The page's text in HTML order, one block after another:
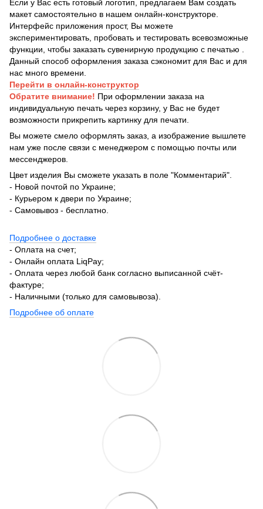
Если у Вас есть готовый логотип, предлагаем Вам создать
макет самостоятельно в нашем онлайн-конструкторе.
Интерфейс приложения прост, Вы можете
экспериментировать, пробовать и тестировать всевозможные
функции, чтобы заказать сувенирную продукцию с печатью .
Данный способ оформления заказа сэкономит для Вас и для
нас много времени.
Перейти в онлайн-конструктор
Обратите внимание! При оформлении заказа на
индивидуальную печать через корзину, у Вас не будет
возможности прикрепить картинку для печати.
Вы можете смело оформлять заказ, а изображение вышлете
нам уже после связи с менеджером с помощью почты или
мессенджеров.
Цвет изделия Вы сможете указать в поле "Комментарий".
- Новой почтой по Украине;
- Курьером к двери по Украине;
- Самовывоз - бесплатно.
Подробнее о доставке
- Оплата на счет;
- Онлайн оплата LiqPay;
- Оплата через любой банк согласно выписанной счёт-
фактуре;
- Наличными (только для самовывоза).
Подробнее об оплате